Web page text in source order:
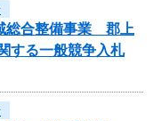
総合整備事業 郡上
する一般競争入札